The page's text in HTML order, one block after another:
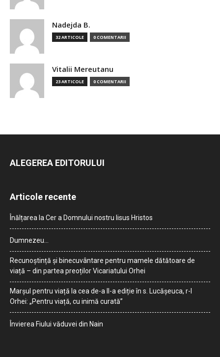
Nadejda B.
32 ARTICOLE 0 COMENTARII
Vitalii Mereutanu
23 ARTICOLE 0 COMENTARII
ALEGEREA EDITORULUI
Articole recente
Înălțarea la Cer a Domnului nostru Iisus Hristos
Dumnezeu…
Recunoștință și binecuvântare pentru mamele dătătoare de
viață – din partea preoților Vicariatului Orhei
Marșul pentru viață la cea de-a II-a ediție în s. Lucășeuca, r-l
Orhei: „Pentru viață, cu inimă curată”
Învierea Fiului văduvei din Nain